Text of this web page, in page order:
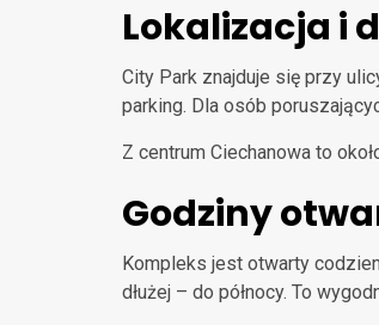
Lokalizacja i
City Park znajduje się przy
parking. Dla osób
Z centrum Ciechanowa to
Godziny
Kompleks jest otwarty
dłużej – do północy. To